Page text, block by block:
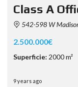
Class A
542-598 W
2.500.000€
Superficie: 2000 m²
9 years ago